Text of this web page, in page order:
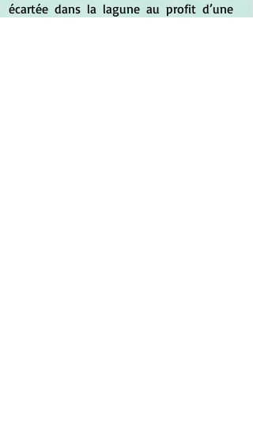
écartée dans la lagune au profit d’une